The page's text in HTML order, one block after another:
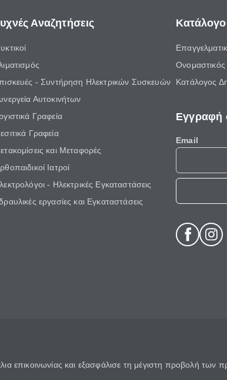
Αναζητήσεις
- Συντήρηση Ηλεκτρικών Συσκευών
Αυτοκινήτων
Γραφεία
Γραφεία
και Μεταφορές
Ιατροί
- Ηλεκτρικές Εγκαταστάσεις
εργασίες και Εγκαταστάσεις
Κατάλογος
Εγγραφή
Email
και εξασφάλισε τη μέγιστη προβολή των